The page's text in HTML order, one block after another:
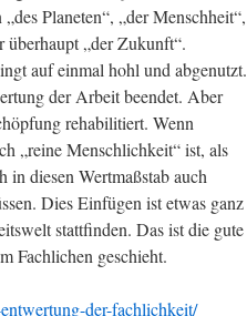
Planeten“, „der Menschheit“,
überhaupt „der Zukunft“.
auf einmal hohl und abgenutzt.
der Arbeit beendet. Aber
rehabilitiert. Wenn
„reine Menschlichkeit“ ist, als
diesen Wertmaßstab auch
Dies Einfügen ist etwas ganz
stattfinden. Das ist die gute
Fachlichen geschieht.
der-fachlichkeit/